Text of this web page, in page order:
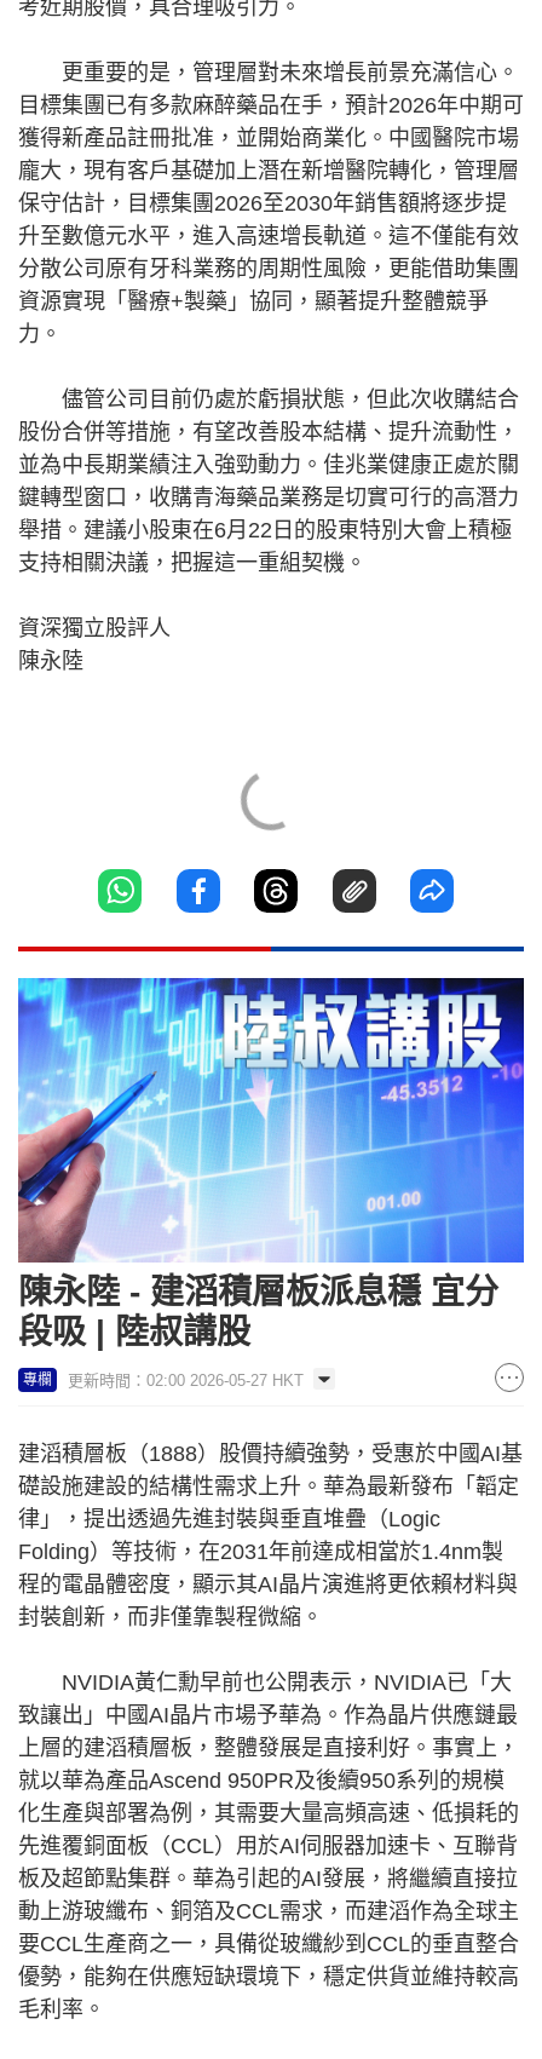
考近期股價，具合理吸引力。
更重要的是，管理層對未來增長前景充滿信心。
目標集團已有多款麻醉藥品在手，預計2026年中期可
獲得新產品註冊批准，並開始商業化。中國醫院市場
龐大，現有客戶基礎加上潛在新增醫院轉化，管理層
保守估計，目標集團2026至2030年銷售額將逐步提
升至數億元水平，進入高速增長軌道。這不僅能有效
分散公司原有牙科業務的周期性風險，更能借助集團
資源實現「醫療+製藥」協同，顯著提升整體競爭
力。
儘管公司目前仍處於虧損狀態，但此次收購結合
股份合併等措施，有望改善股本結構、提升流動性，
並為中長期業績注入強勁動力。佳兆業健康正處於關
鍵轉型窗口，收購青海藥品業務是切實可行的高潛力
舉措。建議小股東在6月22日的股東特別大會上積極
支持相關決議，把握這一重組契機。
資深獨立股評人
陳永陸
陳永陸 - 建滔積層板派息穩 宜分
段吸 | 陸叔講股
專欄 更新時間：02:00 2026-05-27 HKT
建滔積層板（1888）股價持續強勢，受惠於中國AI基
礎設施建設的結構性需求上升。華為最新發布「韜定
律」，提出透過先進封裝與垂直堆疊（Logic
Folding）等技術，在2031年前達成相當於1.4nm製
程的電晶體密度，顯示其AI晶片演進將更依賴材料與
封裝創新，而非僅靠製程微縮。
NVIDIA黃仁勳早前也公開表示，NVIDIA已「大
致讓出」中國AI晶片市場予華為。作為晶片供應鏈最
上層的建滔積層板，整體發展是直接利好。事實上，
就以華為產品Ascend 950PR及後續950系列的規模
化生產與部署為例，其需要大量高頻高速、低損耗的
先進覆銅面板（CCL）用於AI伺服器加速卡、互聯背
板及超節點集群。華為引起的AI發展，將繼續直接拉
動上游玻纖布、銅箔及CCL需求，而建滔作為全球主
要CCL生產商之一，具備從玻纖紗到CCL的垂直整合
優勢，能夠在供應短缺環境下，穩定供貨並維持較高
毛利率。